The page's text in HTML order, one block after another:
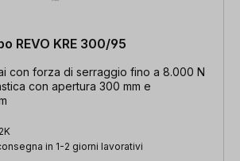
REVO KRE 300/95
con forza di serraggio fino a 8.000 N
con apertura 300 mm e
in 1-2 giorni lavorativi